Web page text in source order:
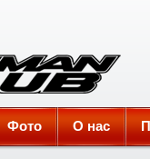
Фото О нас